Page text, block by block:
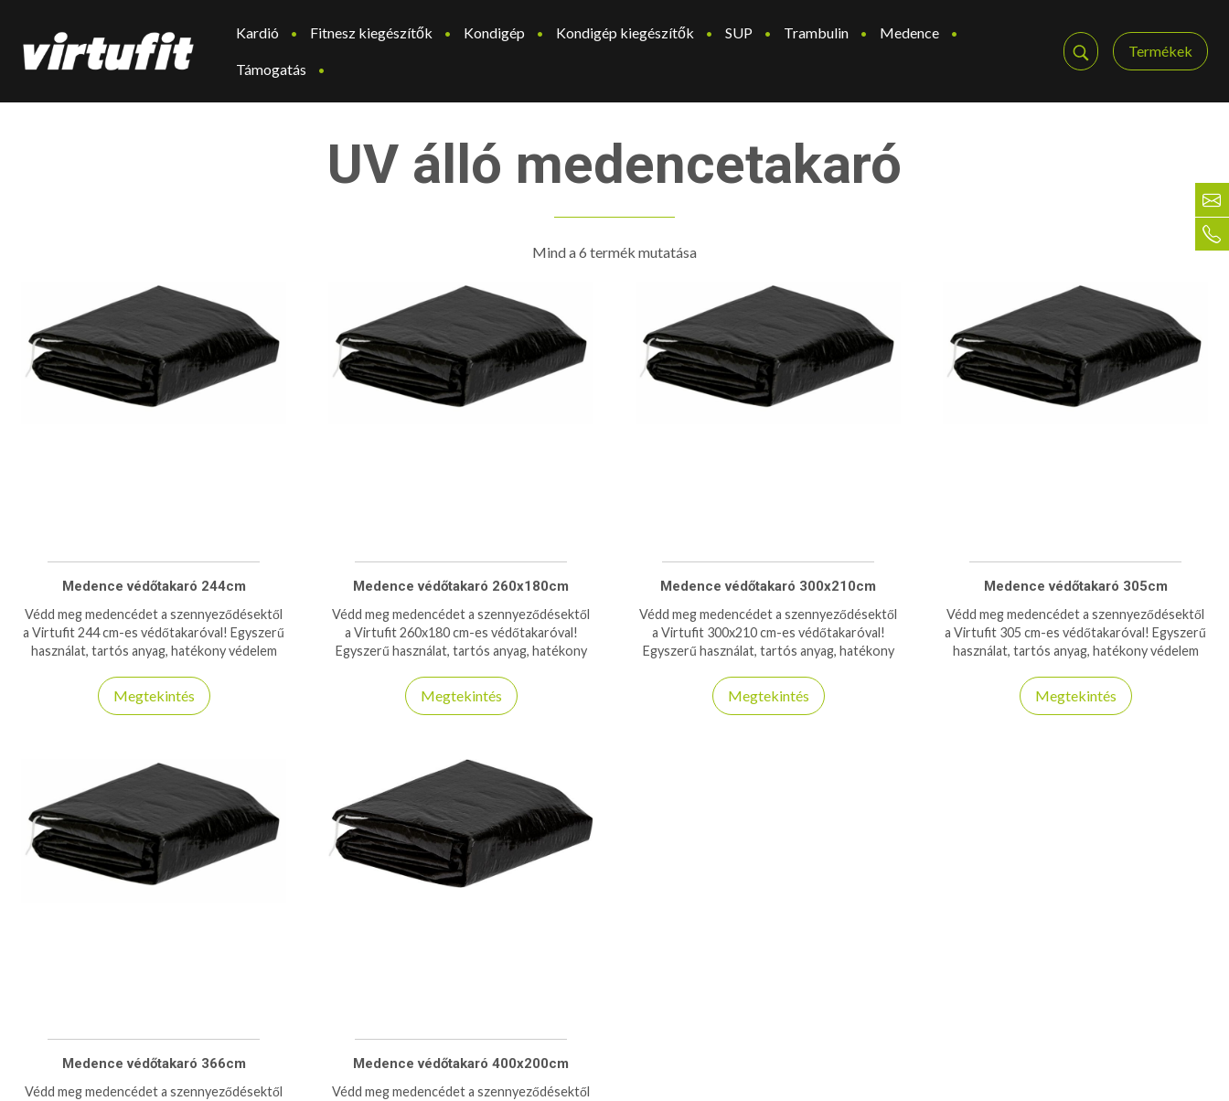
Kardió Fitnesz kiegészítők Kondigép Kondigép kiegészítők SUP Trambulin Medence
Támogatás
Termékek
UV álló medencetakaró
Mind a 6 termék mutatása
Medence védőtakaró 244cm
Védd meg medencédet a szennyeződésektől
a Virtufit 244 cm-es védőtakaróval! Egyszerű
használat, tartós anyag, hatékony védelem
Megtekintés
Medence védőtakaró 260x180cm
Védd meg medencédet a szennyeződésektől
a Virtufit 260x180 cm-es védőtakaróval!
Egyszerű használat, tartós anyag, hatékony
Megtekintés
Medence védőtakaró 300x210cm
Védd meg medencédet a szennyeződésektől
a Virtufit 300x210 cm-es védőtakaróval!
Egyszerű használat, tartós anyag, hatékony
Megtekintés
Medence védőtakaró 305cm
Védd meg medencédet a szennyeződésektől
a Virtufit 305 cm-es védőtakaróval! Egyszerű
használat, tartós anyag, hatékony védelem
Megtekintés
Medence védőtakaró 366cm
Védd meg medencédet a szennyeződésektől
Medence védőtakaró 400x200cm
Védd meg medencédet a szennyeződésektől